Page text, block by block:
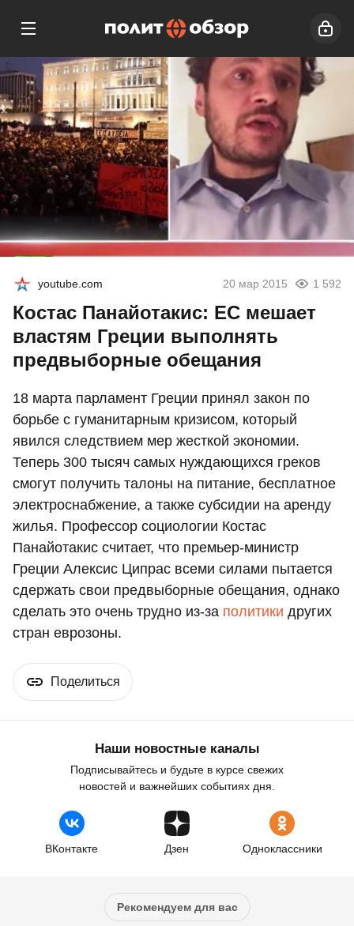
youtube.com 20 мар 2015 1 592
Костас Панайотакис: ЕС мешает
властям Греции выполнять
предвыборные обещания
18 марта парламент Греции принял закон по
борьбе с гуманитарным кризисом, который
явился следствием мер жесткой экономии.
Теперь 300 тысяч самых нуждающихся греков
смогут получить талоны на питание, бесплатное
электроснабжение, а также субсидии на аренду
жилья. Профессор социологии Костас
Панайотакис считает, что премьер-министр
Греции Алексис Ципрас всеми силами пытается
сдержать свои предвыборные обещания, однако
сделать это очень трудно из-за политики других
стран еврозоны.
Поделиться
Наши новостные каналы
Подписывайтесь и будьте в курсе свежих
новостей и важнейших событиях дня.
ВКонтакте Дзен Одноклассники
Рекомендуем для вас